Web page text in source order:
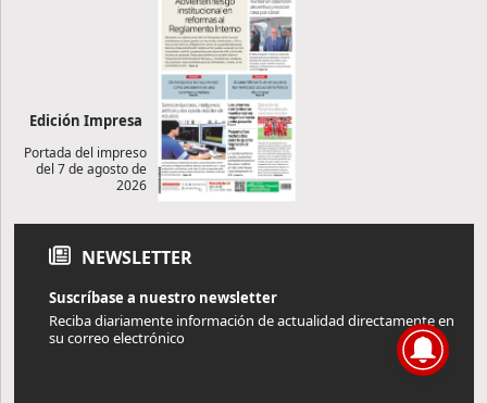
Edición Impresa
Portada del impreso
del 7 de agosto de
2026
NEWSLETTER
Suscríbase a nuestro newsletter
Reciba diariamente información de actualidad directamente en
su correo electrónico